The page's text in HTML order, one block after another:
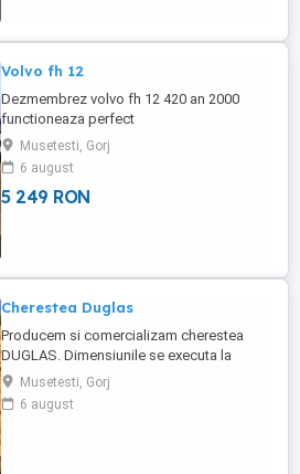
Volvo fh 12
Dezmembrez volvo fh 12 420 an 2000
functioneaza perfect
Musetesti, Gorj
6 august
5 249 RON
Cherestea Duglas
Producem si comercializam cherestea
DUGLAS. Dimensiunile se executa la
cererea cumparatorului.
Musetesti, Gorj
6 august